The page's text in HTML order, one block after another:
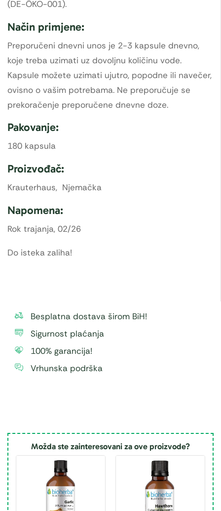
(DE-ÖKO-001).
Način primjene:
Preporučeni dnevni unos je 2-3 kapsule dnevno,
koje treba uzimati uz dovoljnu količinu vode.
Kapsule možete uzimati ujutro, popodne ili navečer,
ovisno o vašim potrebama. Ne preporučuje se
prekoračenje preporučene dnevne doze.
Pakovanje:
180 kapsula
Proizvođač:
Krauterhaus, Njemačka
Napomena:
Rok trajanja, 02/26
Do isteka zaliha!
Besplatna dostava širom BiH!
Sigurnost plaćanja
100% garancija!
Vrhunska podrška
Možda ste zainteresovani za ove proizvode?